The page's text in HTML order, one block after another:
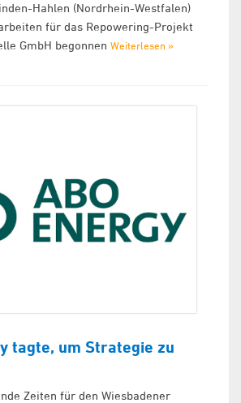
Hahlen (Nordrhein-Westfalen)
für das Repowering-Projekt
GmbH begonnen Weiterlesen »
tagte, um Strategie zu
Zeiten für den Wiesbadener